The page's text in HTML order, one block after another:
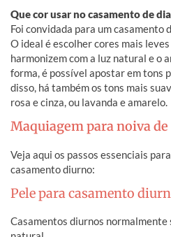
Que cor usar no casamento de
Foi convidada para um casamento
O ideal é escolher cores mais leves
harmonizem com a luz natural e o
forma, é possível apostar em tons
disso, há também os tons mais
rosa e cinza, ou lavanda e amarelo.
Maquiagem para noiva de
Veja aqui os passos essenciais
casamento diurno:
Pele para casamento
Casamentos diurnos normalmente